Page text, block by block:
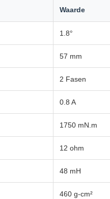
Waarde
1.8°
57 mm
2 Fasen
0.8 A
1750 mN.m
12 ohm
48 mH
460 g-cm²